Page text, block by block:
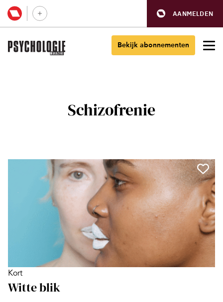
AANMELDEN
Bekijk abonnementen
Schizofrenie
Kort
Witte blik